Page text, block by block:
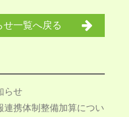
せ一覧へ戻る
らせ
連携体制整備加算につい